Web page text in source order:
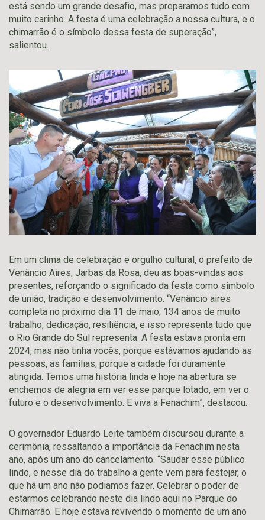
está sendo um grande desafio, mas preparamos tudo com
muito carinho. A festa é uma celebração a nossa cultura, e o
chimarrão é o símbolo dessa festa de superação”,
salientou.
Em um clima de celebração e orgulho cultural, o prefeito de
Venâncio Aires, Jarbas da Rosa, deu as boas-vindas aos
presentes, reforçando o significado da festa como símbolo
de união, tradição e desenvolvimento. “Venâncio aires
completa no próximo dia 11 de maio, 134 anos de muito
trabalho, dedicação, resiliência, e isso representa tudo que
o Rio Grande do Sul representa. A festa estava pronta em
2024, mas não tinha vocês, porque estávamos ajudando as
pessoas, as famílias, porque a cidade foi duramente
atingida. Temos uma história linda e hoje na abertura se
enchemos de alegria em ver esse parque lotado, em ver o
futuro e o desenvolvimento. E viva a Fenachim”, destacou.
O governador Eduardo Leite também discursou durante a
cerimônia, ressaltando a importância da Fenachim nesta
ano, após um ano do cancelamento. “Saudar esse público
lindo, e nesse dia do trabalho a gente vem para festejar, o
que há um ano não podiamos fazer. Celebrar o poder de
estarmos celebrando neste dia lindo aqui no Parque do
Chimarrão. E hoje estava revivendo o momento de um ano